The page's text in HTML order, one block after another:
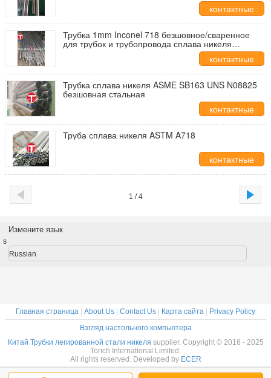
контактные
данные
Трубка 1mm Inconel 718 безшовное/сваренное
для трубок и трубопровода сплава никеля
индустрии производства электроэнергии
контактные
данные
Трубка сплава никеля ASME SB163 UNS N08825
безшовная стальная
контактные
данные
Труба сплава никеля ASTM A718
контактные
данные
1 / 4
Измените язык
s
Russian
Главная страница About Us Contact Us Карта сайта
Privacy Policy
Взгляд настольного компьютера
Китай Трубки легированной стали никеля supplier. Copyright © 2016 - 2025
Torich International Limited.
All rights reserved. Developed by ECER